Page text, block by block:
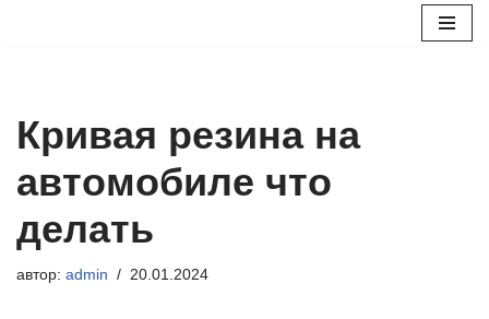
Кривая резина на
автомобиле что
делать
автор: admin 20.01.2024